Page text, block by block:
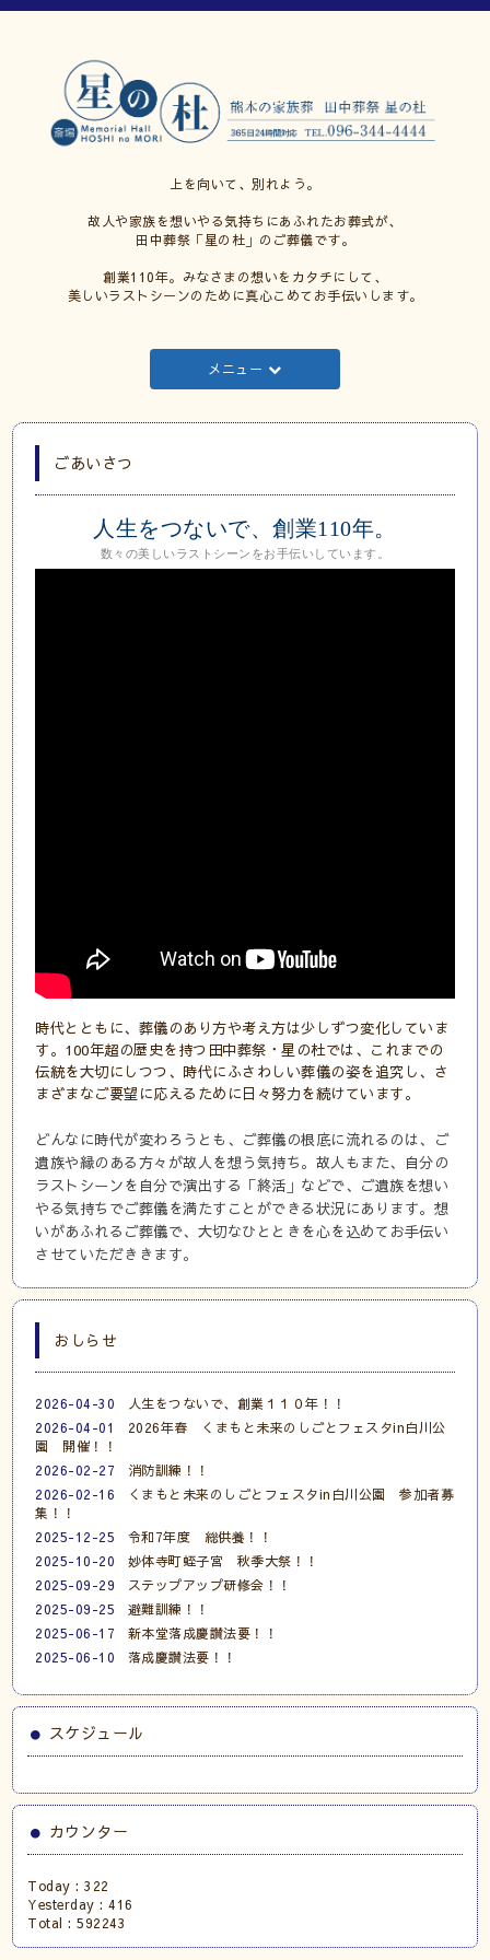
上を向いて、別れよう。
故人や家族を想いやる気持ちにあふれたお葬式が、
田中葬祭「星の杜」のご葬儀です。
創業110年。みなさまの想いをカタチにして、
美しいラストシーンのために真心こめてお手伝いします。
メニュー
ごあいさつ
人生をつないで、創業110年。
数々の美しいラストシーンをお手伝いしています。
時代とともに、葬儀のあり方や考え方は少しずつ変化していま
す。100年超の歴史を持つ田中葬祭・星の杜では、これまでの
伝統を大切にしつつ、時代にふさわしい葬儀の姿を追究し、さ
まざまなご要望に応えるために日々努力を続けています。
どんなに時代が変わろうとも、ご葬儀の根底に流れるのは、ご
遺族や縁のある方々が故人を想う気持ち。故人もまた、自分の
ラストシーンを自分で演出する「終活」などで、ご遺族を想い
やる気持ちでご葬儀を満たすことができる状況にあります。想
いがあふれるご葬儀で、大切なひとときを心を込めてお手伝い
させていただききます。
おしらせ
2026-04-30
人生をつないで、創業１１０年！！
2026-04-01
2026年春 くまもと未来のしごとフェスタin白川公
園 開催！！
2026-02-27
消防訓練！！
2026-02-16
くまもと未来のしごとフェスタin白川公園 参加者募
集！！
2025-12-25
令和7年度 総供養！！
2025-10-20
妙体寺町蛭子宮 秋季大祭！！
2025-09-29
ステップアップ研修会！！
2025-09-25
避難訓練！！
2025-06-17
新本堂落成慶讃法要！！
2025-06-10
落成慶讃法要！！
スケジュール
カウンター
Today :322
Yesterday :416
Total :592243